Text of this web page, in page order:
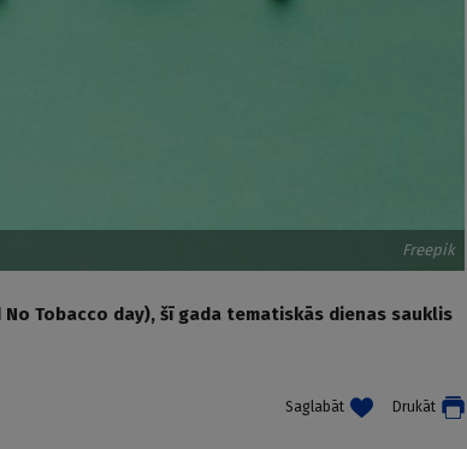
Freepik
Tobacco day), šī gada tematiskās dienas sauklis
Saglabāt Drukāt